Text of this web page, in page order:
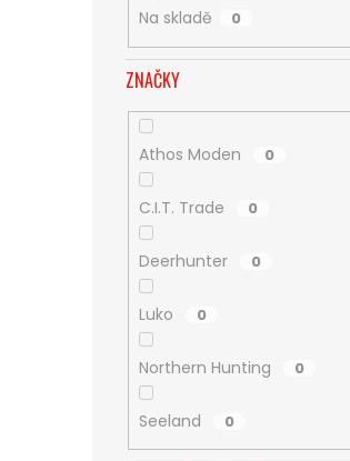
Na skladě 0
ZNAČKY
Athos Moden 0
C.I.T. Trade 0
Deerhunter 0
Luko 0
Northern Hunting 0
Seeland 0